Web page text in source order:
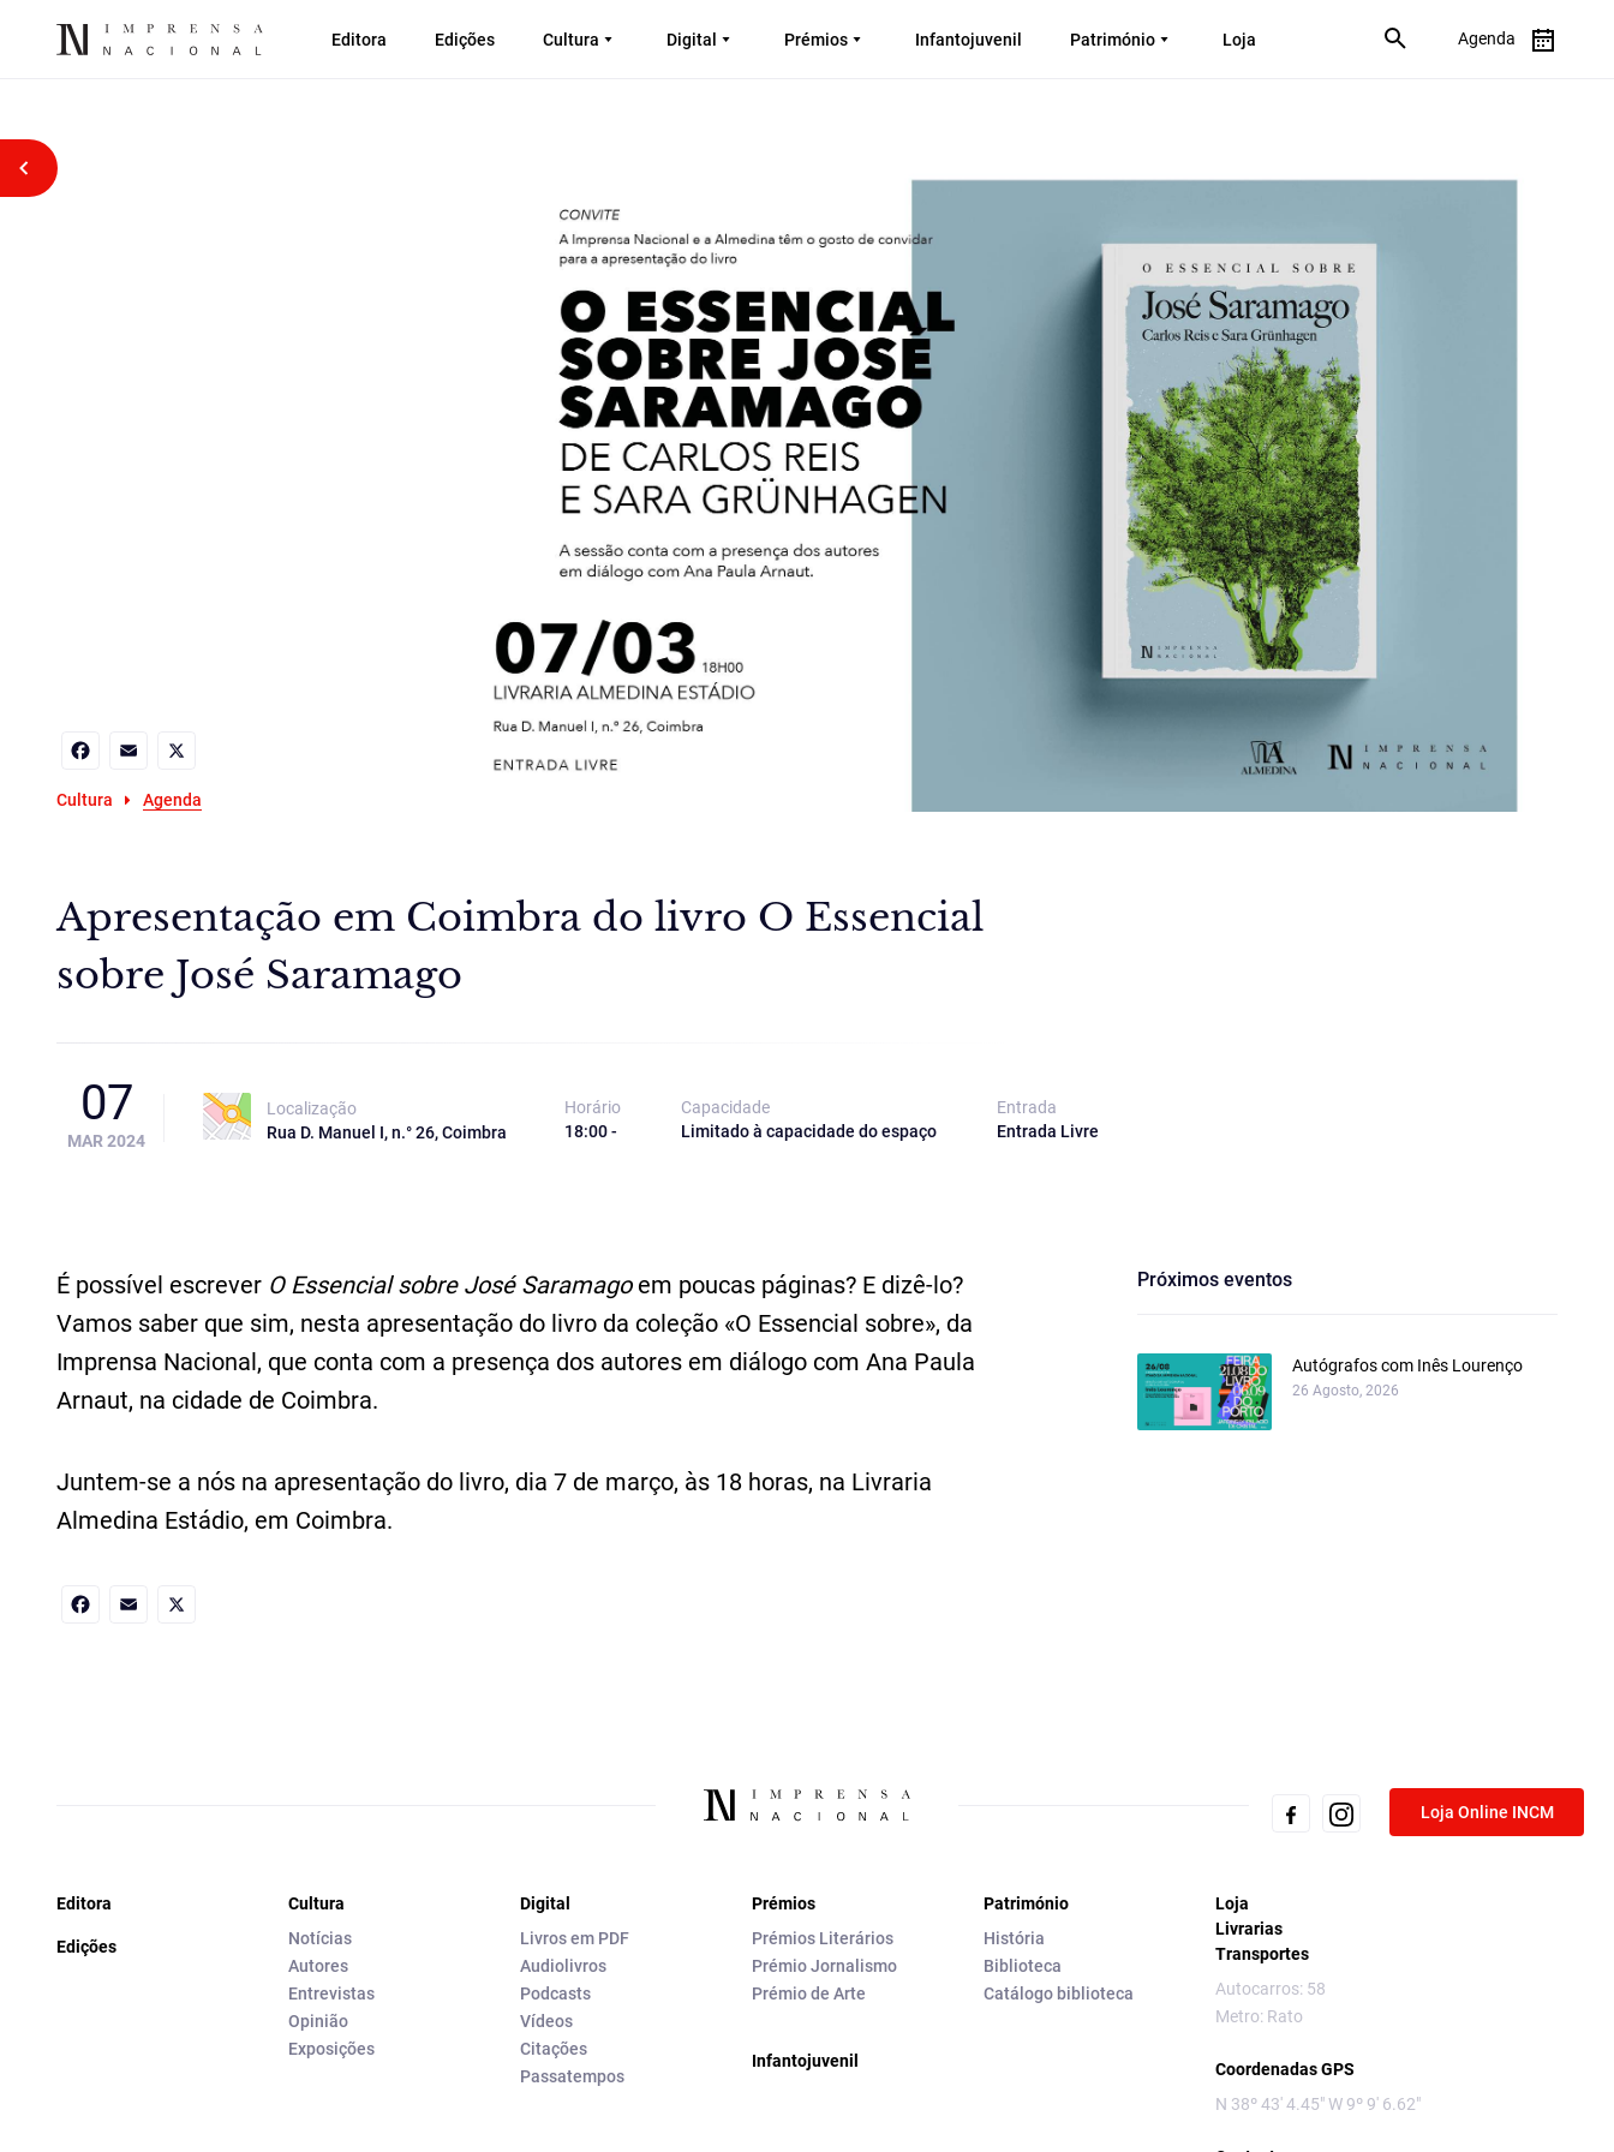
Editora Edições Cultura Digital Prémios Infantojuvenil Património Loja Agenda
Voltar atrás
Facebook
Email
X
Cultura Agenda
Apresentação em Coimbra do livro O Essencial
sobre José Saramago
07
MAR 2024
Localização
Rua D. Manuel I, n.° 26, Coimbra
Horário
18:00 -
Capacidade
Limitado à capacidade do espaço
Entrada
Entrada Livre
É possível escrever O Essencial sobre José Saramagoem poucas páginas? E dizê-lo?
Vamos saber que sim, nesta apresentação do livro da coleção «O Essencial sobre», da
Imprensa Nacional, que conta com a presença dos autores em diálogo com Ana Paula
Arnaut, na cidade de Coimbra.
Juntem-se a nós na apresentação do livro, dia 7 de março, às 18 horas, na Livraria
Almedina Estádio, em Coimbra.
Próximos eventos
Autógrafos com Inês Lourenço
26 Agosto, 2026
Loja Online INCM
Editora
Edições
Cultura
Notícias
Autores
Entrevistas
Opinião
Exposições
Digital
Livros em PDF
Audiolivros
Podcasts
Vídeos
Citações
Passatempos
Prémios
Prémios Literários
Prémio Jornalismo
Prémio de Arte
Infantojuvenil
Património
História
Biblioteca
Catálogo biblioteca
Loja
Livrarias
Transportes
Autocarros: 58
Metro: Rato
Coordenadas GPS
N 38º 43' 4.45" W 9º 9' 6.62"